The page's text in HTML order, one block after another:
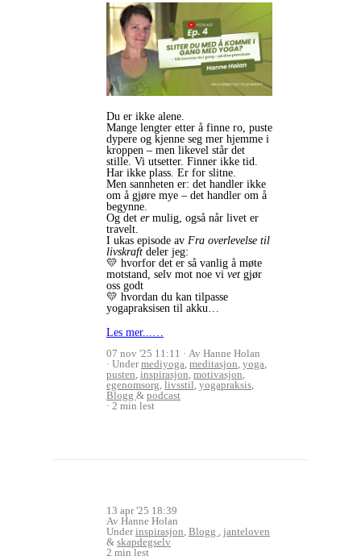
Du er ikke alene.
Mange lengter etter å finne ro, puste
dypere og kjenne seg mer hjemme i
kroppen – men likevel står det
stille. Vi utsetter. Finner ikke tid.
Har ikke plass. Er for slitne.
Men sannheten er: det handler ikke
om å gjøre mye – det handler om å
begynne.
Og det ermulig, også når livet er
travelt.
I ukas episode av Fra overlevelse til
livskraft deler jeg:
💛 hvorfor det er så vanlig å møte
motstand, selv mot noe vi vet gjør
oss godt
💛 hvordan du kan tilpasse
yogapraksisen til akku…
Les mer...…
07 nov '25 11:11
Av Hanne Holan
Undermediyoga, meditasjon, yoga,
pusten, inspirasjon, motivasjon,
egenomsorg, livsstil, yogapraksis,
Blogg & podcast
2 min lest
13 apr '25 18:39
Av Hanne Holan
Underinspirasjon, Blogg , janteloven
& skapdegselv
2 min lest